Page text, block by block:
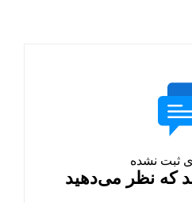
ثبت نشده
که نظر می‌دهید